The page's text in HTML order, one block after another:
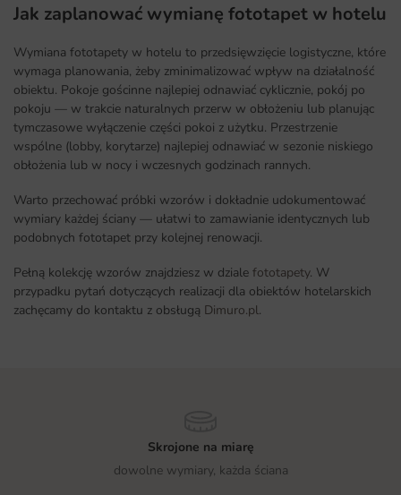
Jak zaplanować wymianę fototapet w hotelu
Wymiana fototapety w hotelu to przedsięwzięcie logistyczne, które
wymaga planowania, żeby zminimalizować wpływ na działalność
obiektu. Pokoje gościnne najlepiej odnawiać cyklicznie, pokój po
pokoju — w trakcie naturalnych przerw w obłożeniu lub planując
tymczasowe wyłączenie części pokoi z użytku. Przestrzenie
wspólne (lobby, korytarze) najlepiej odnawiać w sezonie niskiego
obłożenia lub w nocy i wczesnych godzinach rannych.
Warto przechować próbki wzorów i dokładnie udokumentować
wymiary każdej ściany — ułatwi to zamawianie identycznych lub
podobnych fototapet przy kolejnej renowacji.
Pełną kolekcję wzorów znajdziesz w dziale fototapety. W
przypadku pytań dotyczących realizacji dla obiektów hotelarskich
zachęcamy do kontaktu z obsługą Dimuro.pl.
Skrojone na miarę
dowolne wymiary, każda ściana